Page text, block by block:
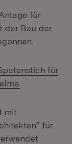
für
der Bau der
für
mit
für